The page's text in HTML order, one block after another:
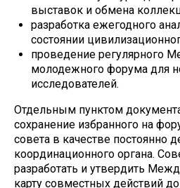
выставок и обмена
разработка ежегодного
состоянии
проведение регулярного
молодежного форума для
исследователей.
Отдельным пунктом
сохранение избранного на
совета в качестве постоянно
координационного органа.
разработать и утвердить
карту совместных действий